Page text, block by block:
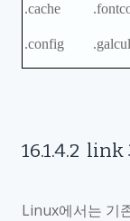
.cache
.config
16.1.4.2 link
Linux에서는 기